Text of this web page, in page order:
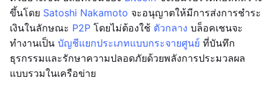
ขึ้นโดย Satoshi Nakamoto จะอนุญาตให้มีการส่งการชำระ
เงินในลักษณะ P2P โดยไม่ต้องใช้ ตัวกลาง บล็อคเชนจะ
ทำงานเป็น บัญชีแยกประเภทแบบกระจายศูนย์ ที่บันทึก
ธุรกรรมและรักษาความปลอดภัยด้วยพลังการประมวลผล
แบบรวมในเครือข่าย